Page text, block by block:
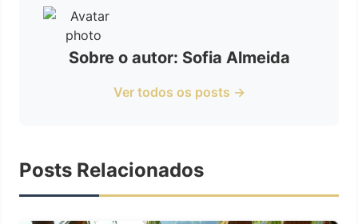
Sobre o autor: Sofia Almeida
Ver todos os posts →
Posts Relacionados